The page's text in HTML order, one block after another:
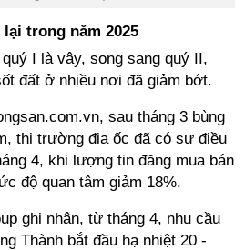
trong năm 2025
I là vậy, song sang quý II,
đất ở nhiều nơi đã giảm bớt.
sau tháng 3 bùng
thị trường địa ốc đã có sự điều
4, khi lượng tin đăng mua bán
độ quan tâm giảm 18%.
ghi nhận, từ tháng 4, nhu cầu
Thành bắt đầu hạ nhiệt 20 -